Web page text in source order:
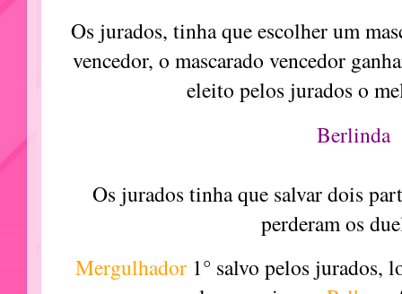
Os jurados, tinha que escolher um
vencedor, o mascarado vencedor
eleito pelos jurados o
Berlinda
Os jurados tinha que salvar dois
perderam os
Mergulhador 1° salvo pelos jurados,